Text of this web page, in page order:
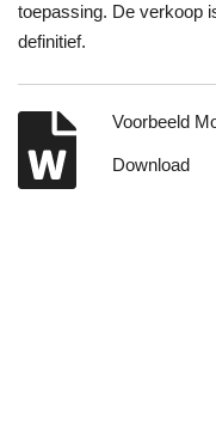
toepassing. De verkoop
definitief.
Voorbeeld
Download